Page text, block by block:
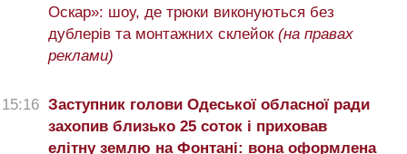
Оскар»: шоу, де трюки виконуються без
дублерів та монтажних склейок (на правах
реклами)
15:16 Заступник голови Одеської обласної ради
захопив близько 25 соток і приховав
елітну землю на Фонтані: вона оформлена